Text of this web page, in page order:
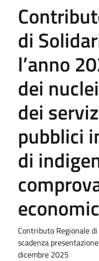
di
l’anno
dei
dei
pubblici
di
Contributo Regionale
scadenza
dicembre 2025